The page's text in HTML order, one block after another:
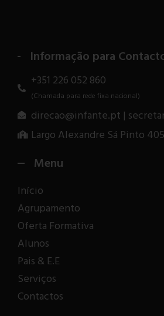
Informação para
+351 226 052 860
(Chamada para rede fixa nacional)
direcao@infante.pt |
Largo Alexandre Sá Pinto
Menu
Início
Agrupamento
Oferta Formativa
Alunos
Pais & E.E
Serviços
Contactos